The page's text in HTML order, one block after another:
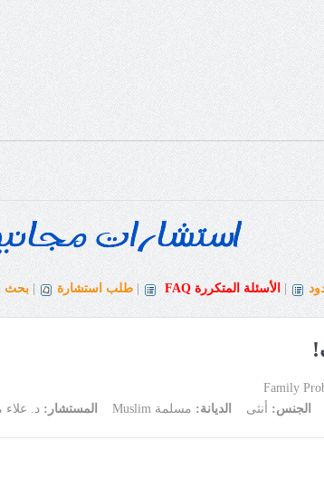
الأسئلة المتكررة FAQ طلب استشارة | بحث
الجنس: أنثى الديانة: مسلمة Muslim المستشار:د.